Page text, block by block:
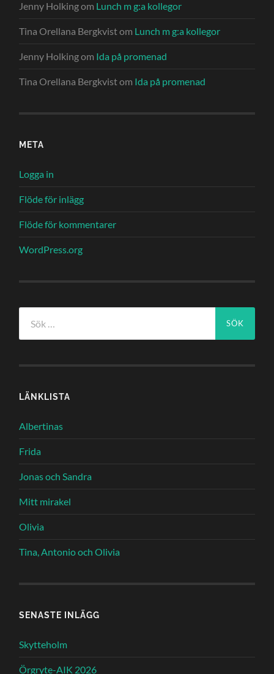
Jenny Holkingom Lunch m g:a kollegor
Tina Orellana Bergkvistom Lunch m g:a kollegor
Jenny Holkingom Ida på promenad
Tina Orellana Bergkvistom Ida på promenad
META
Logga in
Flöde för inlägg
Flöde för kommentarer
WordPress.org
efter:
LÄNKLISTA
Albertinas
Frida
Jonas och Sandra
Mitt mirakel
Olivia
Tina, Antonio och Olivia
SENASTE INLÄGG
Skytteholm
Örgryte-AIK 2026